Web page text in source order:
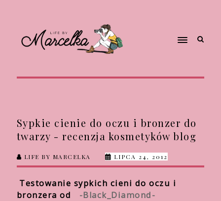
Sypkie cienie do oczu i bronzer do
twarzy - recenzja kosmetyków blog
LIFE BY MARCELKA LIPCA 24, 2012
Testowanie sypkich cieni do oczu i
bronzera od
-Black_Diamond-